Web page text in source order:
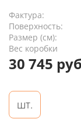
Фактура:
Поверхность:
Размер (см):
Вес коробки
30 745
шт.